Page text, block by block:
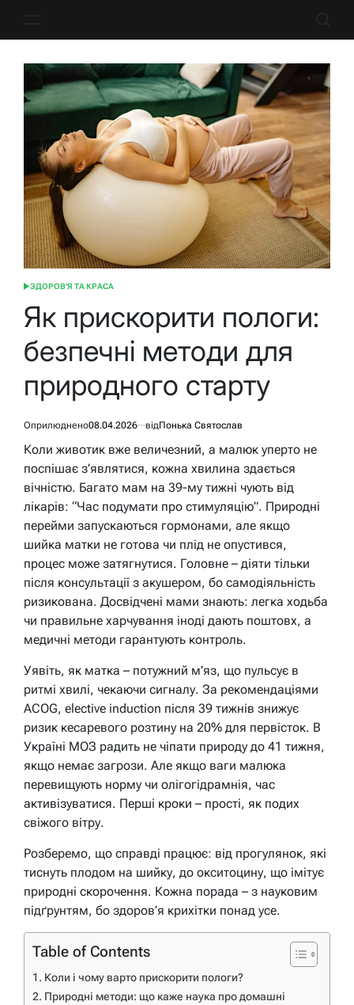
ОПУБЛІКУВАТИ
ЗДОРОВ'Я ТА КРАСА
Як прискорити пологи:
безпечні методи для
природного старту
Оприлюднено08.04.2026 відПонька Святослав
Коли животик вже величезний, а малюк уперто не
поспішає з’являтися, кожна хвилина здається
вічністю. Багато мам на 39-му тижні чують від
лікарів: “Час подумати про стимуляцію”. Природні
перейми запускаються гормонами, але якщо
шийка матки не готова чи плід не опустився,
процес може затягнутися. Головне – діяти тільки
після консультації з акушером, бо самодіяльність
ризикована. Досвідчені мами знають: легка ходьба
чи правильне харчування іноді дають поштовх, а
медичні методи гарантують контроль.
Уявіть, як матка – потужний м’яз, що пульсує в
ритмі хвилі, чекаючи сигналу. За рекомендаціями
ACOG, elective induction після 39 тижнів знижує
ризик кесаревого розтину на 20% для первісток. В
Україні МОЗ радить не чіпати природу до 41 тижня,
якщо немає загрози. Але якщо ваги малюка
перевищують норму чи олігогідрамнія, час
активізуватися. Перші кроки – прості, як подих
свіжого вітру.
Розберемо, що справді працює: від прогулянок, які
тиснуть плодом на шийку, до окситоцину, що імітує
природні скорочення. Кожна порада – з науковим
підґрунтям, бо здоров’я крихітки понад усе.
Table of Contents
Коли і чому варто прискорити пологи?
Природні методи: що каже наука про домашні